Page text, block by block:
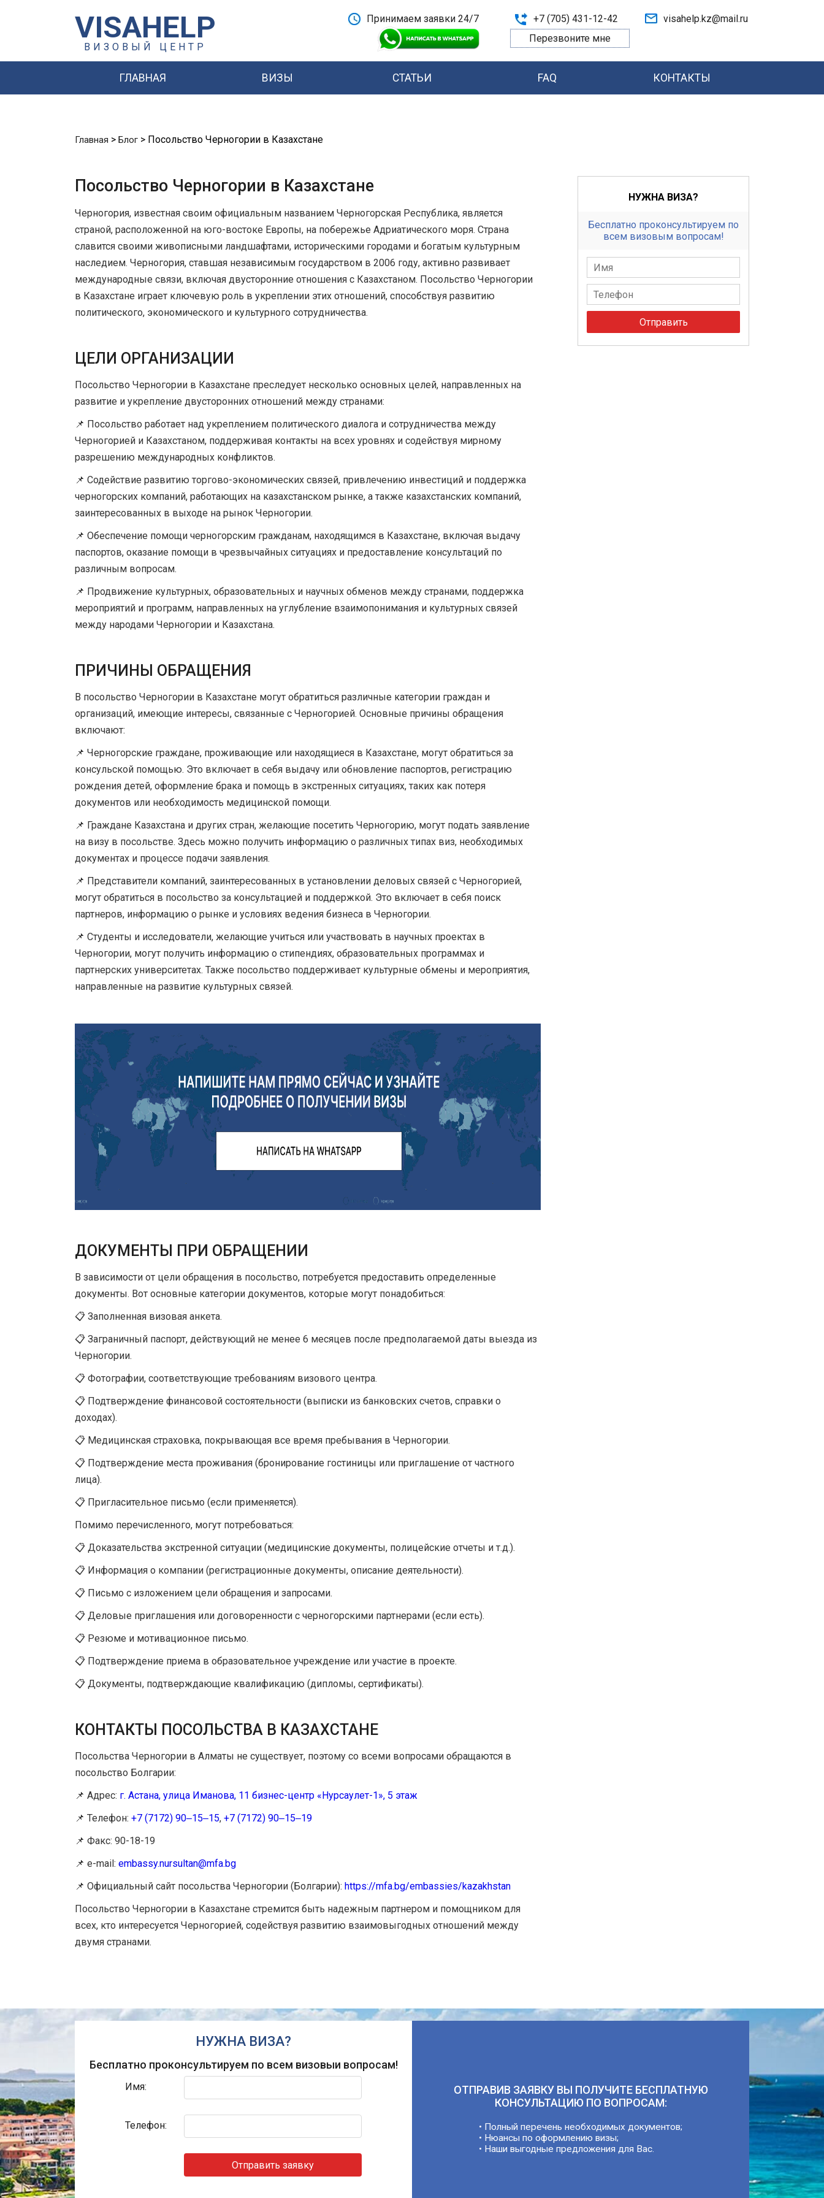
VISAHELP
ВИЗОВЫЙ ЦЕНТР
Принимаем заявки 24/7
+7 (705) 431-12-42
Перезвоните мне
visahelp.kz@mail.ru
ГЛАВНАЯ ВИЗЫ СТАТЬИ FAQ КОНТАКТЫ
Главная > Блог > Посольство Черногории в Казахстане
Посольство Черногории в Казахстане
Черногория, известная своим официальным названием Черногорская Республика, является
страной, расположенной на юго-востоке Европы, на побережье Адриатического моря. Страна
славится своими живописными ландшафтами, историческими городами и богатым культурным
наследием. Черногория, ставшая независимым государством в 2006 году, активно развивает
международные связи, включая двусторонние отношения с Казахстаном. Посольство Черногории
в Казахстане играет ключевую роль в укреплении этих отношений, способствуя развитию
политического, экономического и культурного сотрудничества.
ЦЕЛИ ОРГАНИЗАЦИИ
Посольство Черногории в Казахстане преследует несколько основных целей, направленных на
развитие и укрепление двусторонних отношений между странами:
📌 Посольство работает над укреплением политического диалога и сотрудничества между
Черногорией и Казахстаном, поддерживая контакты на всех уровнях и содействуя мирному
разрешению международных конфликтов.
📌 Содействие развитию торгово-экономических связей, привлечению инвестиций и поддержка
черногорских компаний, работающих на казахстанском рынке, а также казахстанских компаний,
заинтересованных в выходе на рынок Черногории.
📌 Обеспечение помощи черногорским гражданам, находящимся в Казахстане, включая выдачу
паспортов, оказание помощи в чрезвычайных ситуациях и предоставление консультаций по
различным вопросам.
📌 Продвижение культурных, образовательных и научных обменов между странами, поддержка
мероприятий и программ, направленных на углубление взаимопонимания и культурных связей
между народами Черногории и Казахстана.
ПРИЧИНЫ ОБРАЩЕНИЯ
В посольство Черногории в Казахстане могут обратиться различные категории граждан и
организаций, имеющие интересы, связанные с Черногорией. Основные причины обращения
включают:
📌 Черногорские граждане, проживающие или находящиеся в Казахстане, могут обратиться за
консульской помощью. Это включает в себя выдачу или обновление паспортов, регистрацию
рождения детей, оформление брака и помощь в экстренных ситуациях, таких как потеря
документов или необходимость медицинской помощи.
📌 Граждане Казахстана и других стран, желающие посетить Черногорию, могут подать заявление
на визу в посольстве. Здесь можно получить информацию о различных типах виз, необходимых
документах и процессе подачи заявления.
📌 Представители компаний, заинтересованных в установлении деловых связей с Черногорией,
могут обратиться в посольство за консультацией и поддержкой. Это включает в себя поиск
партнеров, информацию о рынке и условиях ведения бизнеса в Черногории.
📌 Студенты и исследователи, желающие учиться или участвовать в научных проектах в
Черногории, могут получить информацию о стипендиях, образовательных программах и
партнерских университетах. Также посольство поддерживает культурные обмены и мероприятия,
направленные на развитие культурных связей.
ДОКУМЕНТЫ ПРИ ОБРАЩЕНИИ
В зависимости от цели обращения в посольство, потребуется предоставить определенные
документы. Вот основные категории документов, которые могут понадобиться:
📋 Заполненная визовая анкета.
📋 Заграничный паспорт, действующий не менее 6 месяцев после предполагаемой даты выезда из
Черногории.
📋 Фотографии, соответствующие требованиям визового центра.
📋 Подтверждение финансовой состоятельности (выписки из банковских счетов, справки о
доходах).
📋 Медицинская страховка, покрывающая все время пребывания в Черногории.
📋 Подтверждение места проживания (бронирование гостиницы или приглашение от частного
лица).
📋 Пригласительное письмо (если применяется).
Помимо перечисленного, могут потребоваться:
📋 Доказательства экстренной ситуации (медицинские документы, полицейские отчеты и т.д.).
📋 Информация о компании (регистрационные документы, описание деятельности).
📋 Письмо с изложением цели обращения и запросами.
📋 Деловые приглашения или договоренности с черногорскими партнерами (если есть).
📋 Резюме и мотивационное письмо.
📋 Подтверждение приема в образовательное учреждение или участие в проекте.
📋 Документы, подтверждающие квалификацию (дипломы, сертификаты).
КОНТАКТЫ ПОСОЛЬСТВА В КАЗАХСТАНЕ
Посольства Черногории в Алматы не существует, поэтому со всеми вопросами обращаются в
посольство Болгарии:
📌 Адрес: г. Астана, улица Иманова, 11 бизнес-центр «Нурсаулет-1», 5 этаж
📌 Телефон: +7 (7172) 90‒15‒15, +7 (7172) 90‒15‒19
📌 Факс: 90-18-19
📌 e-mail: embassy.nursultan@mfa.bg
📌 Официальный сайт посольства Черногории (Болгарии): https://mfa.bg/embassies/kazakhstan
Посольство Черногории в Казахстане стремится быть надежным партнером и помощником для
всех, кто интересуется Черногорией, содействуя развитию взаимовыгодных отношений между
двумя странами.
НУЖНА ВИЗА?
Бесплатно проконсультируем по
всем визовым вопросам!
Отправить
НУЖНА ВИЗА?
Бесплатно проконсультируем по всем визовыи вопросам!
Имя:
Телефон:
Отправить заявку
ОТПРАВИВ ЗАЯВКУ ВЫ ПОЛУЧИТЕ БЕСПЛАТНУЮ
КОНСУЛЬТАЦИЮ ПО ВОПРОСАМ:
• Полный перечень необходимых документов;
• Нюансы по оформлению визы;
• Наши выгодные предложения для Вас.